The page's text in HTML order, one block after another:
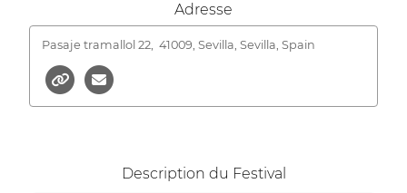
Adresse
Pasaje tramallol 22, 41009, Sevilla, Sevilla, Spain
Description du Festival